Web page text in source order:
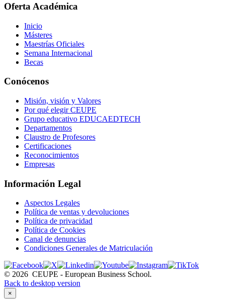
Oferta Académica
Inicio
Másteres
Maestrías Oficiales
Semana Internacional
Becas
Conócenos
Misión, visión y Valores
Por qué elegir CEUPE
Grupo educativo EDUCAEDTECH
Departamentos
Claustro de Profesores
Certificaciones
Reconocimientos
Empresas
Información Legal
Aspectos Legales
Política de ventas y devoluciones
Política de privacidad
Política de Cookies
Canal de denuncias
Condiciones Generales de Matriculación
© 2026 CEUPE - European Business School.
Back to desktop version
×